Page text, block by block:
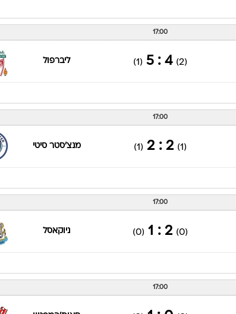
17:00
(2)
4 : 5
(1) ליברפול
17:00
(1)
2 : 2
(1) מנצ'סטר סיטי
17:00
(0)
2 : 1
(0) ניוקאסל
17:00